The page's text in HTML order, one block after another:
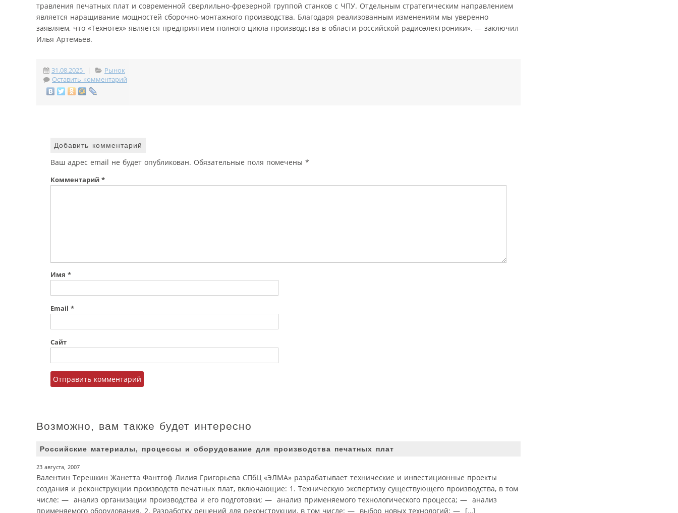
травления печатных плат и современной сверлильно-фрезерной группой станков с ЧПУ. Отдельным стратегическим направлением
является наращивание мощностей сборочно-монтажного производства. Благодаря реализованным изменениям мы уверенно
заявляем, что «Технотех» является предприятием полного цикла производства в области российской радиоэлектроники», — заключил
Илья Артемьев.
31.08.2025 |
Рынок
Оставить комментарий
Добавить комментарий
Ваш адрес email не будет опубликован. Обязательные поля помечены *
Комментарий *
Имя *
Email *
Сайт
Возможно, вам также будет интересно
Российские материалы, процессы и оборудование для производства печатных плат
23 августа, 2007
Валентин Терешкин Жанетта Фантгоф Лилия Григорьева СПбЦ «ЭЛМА» разрабатывает технические и инвестиционные проекты
создания и реконструкции производств печатных плат, включающие: 1. Техническую экспертизу существующего производства, в том
числе: — анализ организации производства и его подготовки; — анализ применяемого технологического процесса; — анализ
применяемого оборудования. 2. Разработку решений для реконструкции, в том числе: — выбор новых технологий; — […]